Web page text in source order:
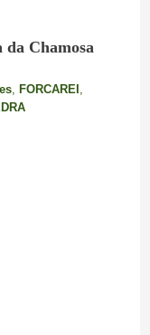
da Chamosa
, FORCAREI ,